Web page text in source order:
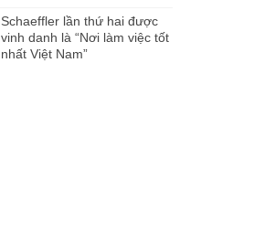
Schaeffler lần thứ hai được
vinh danh là “Nơi làm việc tốt
nhất Việt Nam”